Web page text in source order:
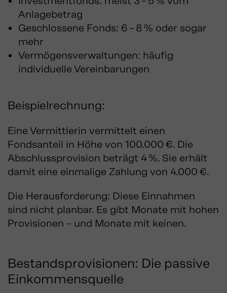
Anlagebetrag
Geschlossene Fonds: 6 – 8 % oder sogar
mehr
Vermögensverwaltungen: häufig
individuelle Vereinbarungen
Beispielrechnung:
Eine Vermittlerin vermittelt einen
Fondsanteil in Höhe von 100.000 €. Die
Abschlussprovision beträgt 4 %. Sie erhält
damit eine einmalige Zahlung von 4.000 €.
Die Herausforderung: Diese Einnahmen
sind nicht planbar. Es gibt Monate mit hohen
Provisionen – und Monate mit keinen.
Bestandsprovisionen: Die passive
Einkommensquelle